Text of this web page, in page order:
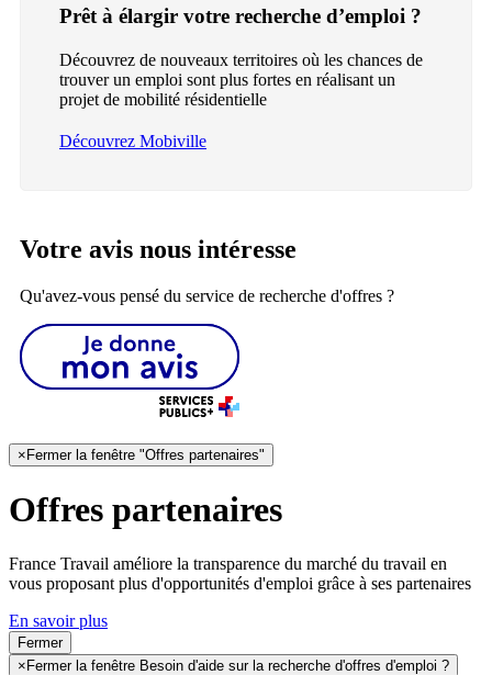
Prêt à élargir votre recherche d’emploi ?
Découvrez de nouveaux territoires où les chances de
trouver un emploi sont plus fortes en réalisant un
projet de mobilité résidentielle
Découvrez Mobiville
Votre avis nous intéresse
Qu'avez-vous pensé du service de recherche d'offres ?
× Fermer la fenêtre "Offres partenaires"
Offres partenaires
France Travail améliore la transparence du marché du travail en
vous proposant plus d'opportunités d'emploi grâce à ses partenaires
En savoir plus
Fermer
×Fermer la fenêtre Besoin d'aide sur la recherche d'offres d'emploi ?